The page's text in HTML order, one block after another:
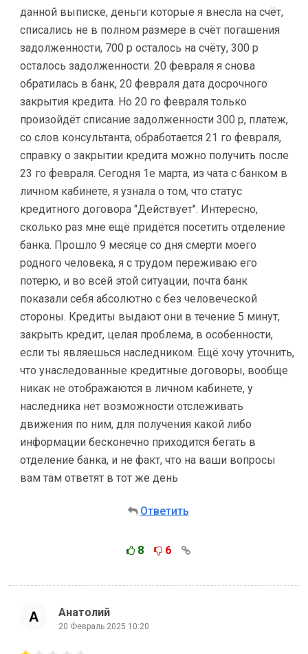
данной выписке, деньги которые я внесла на счёт,
списались не в полном размере в счёт погашения
задолженности, 700 р осталось на счёту, 300 р
осталось задолженности. 20 февраля я снова
обратилась в банк, 20 февраля дата досрочного
закрытия кредита. Но 20 го февраля только
произойдёт списание задолженности 300 р, платеж,
со слов консультанта, обработается 21 го февраля,
справку о закрытии кредита можно получить после
23 го февраля. Сегодня 1е марта, из чата с банком в
личном кабинете, я узнала о том, что статус
кредитного договора "Действует". Интересно,
сколько раз мне ещё придётся посетить отделение
банка. Прошло 9 месяце со дня смерти моего
родного человека, я с трудом переживаю его
потерю, и во всей этой ситуации, почта банк
показали себя абсолютно с без человеческой
стороны. Кредиты выдают они в течение 5 минут,
закрыть кредит, целая проблема, в особенности,
если ты являешься наследником. Ещё хочу уточнить,
что унаследованные кредитные договоры, вообще
никак не отображаются в личном кабинете, у
наследника нет возможности отслеживать
движения по ним, для получения какой либо
информации бесконечно приходится бегать в
отделение банка, и не факт, что на ваши вопросы
вам там ответят в тот же день
Ответить
8 6
Анатолий
20 Февраль 2025 10:20